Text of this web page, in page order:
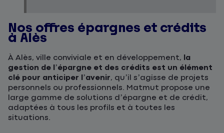
Nos offres épargnes et crédits
à Alès
À Alès, ville conviviale et en développement, la
gestion de l’épargne et des crédits est un élément
clé pour anticiper l’avenir, qu’il s’agisse de projets
personnels ou professionnels. Matmut propose une
large gamme de solutions d’épargne et de crédit,
adaptées à tous les profils et à toutes les
situations.